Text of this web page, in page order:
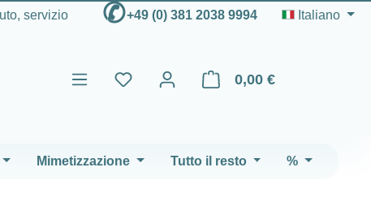
servizio ✆+49 (0) 381 2038 9994 Italiano
0,00 €
Il carrello contiene 0
Mimetizzazione Tutto il resto %